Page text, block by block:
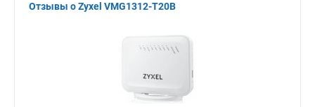
Отзывы о Zyxel VMG1312-T20B